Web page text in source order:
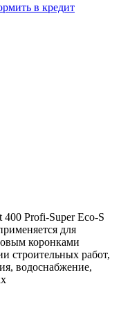
в кредит
Profi-Super Eco-S
для
коронками
строительных работ,
водоснабжение,